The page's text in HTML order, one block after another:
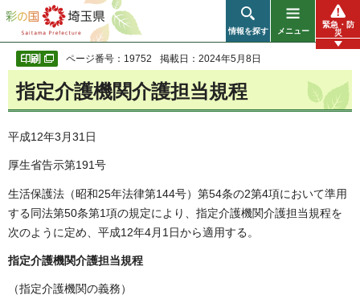
彩の国 埼玉県
情報を探す メニュー
緊急・防
災
ページ番号：19752 掲載日：2024年5月8日
指定介護機関介護担当規程
平成12年3月31日
厚生省告示第191号
生活保護法（昭和25年法律第144号）第54条の2第4項において準用
する同法第50条第1項の規定により、指定介護機関介護担当規程を
次のように定め、平成12年4月1日から適用する。
指定介護機関介護担当規程
（指定介護機関の義務）